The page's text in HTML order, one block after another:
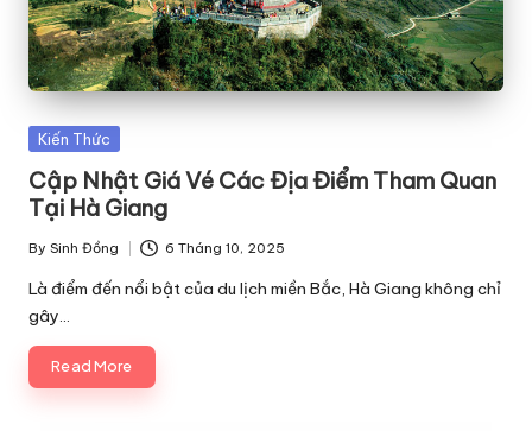
Posted
Kiến Thức
Cập Nhật Giá Vé Các Địa Điểm Tham Quan
Tại Hà Giang
Posted
by
By Sinh Đồng 6 Tháng 10, 2025
Là điểm đến nổi bật của du lịch miền Bắc, Hà Giang không chỉ
gây…
Read More